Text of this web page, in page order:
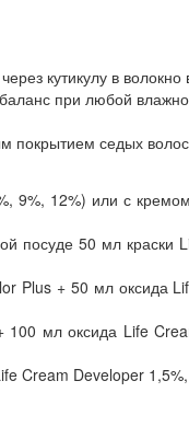
кутикулу в
при любой
покрытием седых
9%, 12%) или с
посуде 50 мл краски
Plus + 50 мл оксида
мл оксида Life
Cream Developer